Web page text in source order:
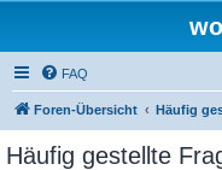
FAQ
Foren-Übersicht Häufig
Häufig gestellte